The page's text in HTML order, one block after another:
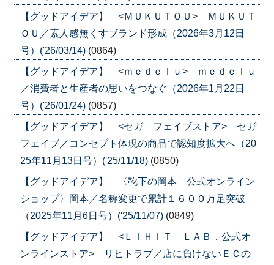
【グッドアイデア】 <ＭＵＫＵＴＯＵ> ＭＵＫＵＴ
ＯＵ／素人感無くすブランド形成（2026年3月12日
号）('26/03/14) (0864)
【グッドアイデア】 <ｍｅｄｅｌｕ> ｍｅｄｅｌｕ
／消費者と生産者の思いをつなぐ（2026年1月22日
号）('26/01/24) (0857)
【グッドアイデア】 <セガ フェイブストア> セガ
フェイブ／コンセプト体現の商品で認知度拡大へ（20
25年11月13日号）('25/11/18) (0850)
【グッドアイデア】 〈靴下の岡本 公式オンライン
ショップ〉岡本／名称変更で累計１６００万足突破
（2025年11月6日号）('25/11/07) (0849)
【グッドアイデア】 <ＬＩＨＩＴ ＬＡＢ．公式オ
ンラインストア> リヒトラブ／店に負けないＥＣの